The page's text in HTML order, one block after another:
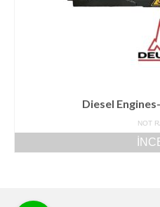
D914 L3-L6
TCD 4-6L 2012
TCD 6-8L 2015
Diesel
NOT